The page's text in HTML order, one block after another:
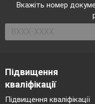
Вкажіть номер
Підвищення
кваліфікації
Підвищення кваліфікації